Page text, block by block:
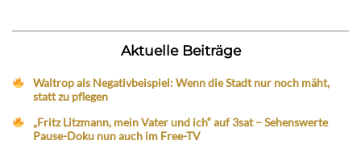
Aktuelle Beiträge
Waltrop als Negativbeispiel: Wenn die Stadt nur noch mäht,
statt zu pflegen
„Fritz Litzmann, mein Vater und ich“ auf 3sat – Sehenswerte
Pause-Doku nun auch im Free-TV